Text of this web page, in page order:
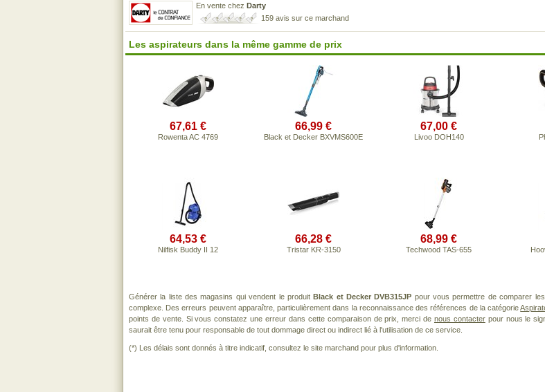
En vente chez Darty
159 avis sur ce marchand
Les aspirateurs dans la même gamme de prix
67,61 €
Rowenta AC 4769
66,99 €
Black et Decker BXVMS600E
67,00 €
Livoo DOH140
64,53 €
Nilfisk Buddy II 12
66,28 €
Tristar KR-3150
68,99 €
Techwood TAS-655
Générer la liste des magasins qui vendent le produitBlack et Decker DVB315JP pour vous permettre de comparer
complexe. Des erreurs peuvent apparaître, particulièrement dans la reconnaissance des références de la catégorie
points de vente. Si vous constatez une erreur dans cette comparaison de prix, merci de nous contacterpour nous le
saurait être tenu pour responsable de tout dommage direct ou indirect lié à l'utilisation de ce service.
(*) Les délais sont donnés à titre indicatif, consultez le site marchand pour plus d'information.